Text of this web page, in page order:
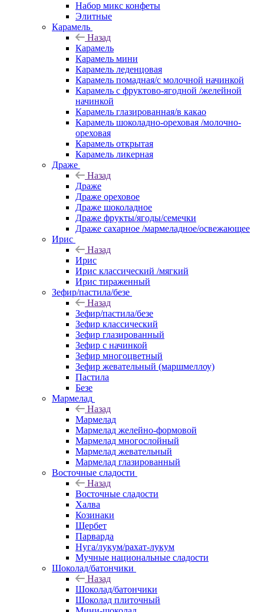
Набор микс конфеты
Элитные
Карамель
Назад
Карамель
Карамель мини
Карамель леденцовая
Карамель помадная/с молочной начинкой
Карамель с фруктово-ягодной /желейной
начинкой
Карамель глазированная/в какао
Карамель шоколадно-ореховая /молочно-
ореховая
Карамель открытая
Карамель ликерная
Драже
Назад
Драже
Драже ореховое
Драже шоколадное
Драже фрукты/ягоды/семечки
Драже сахарное /мармеладное/освежающее
Ирис
Назад
Ирис
Ирис классический /мягкий
Ирис тираженный
Зефир/пастила/безе
Назад
Зефир/пастила/безе
Зефир классический
Зефир глазированный
Зефир с начинкой
Зефир многоцветный
Зефир жевательный (маршмеллоу)
Пастила
Безе
Мармелад
Назад
Мармелад
Мармелад желейно-формовой
Мармелад многослойный
Мармелад жевательный
Мармелад глазированный
Восточные сладости
Назад
Восточные сладости
Халва
Козинаки
Щербет
Парварда
Нуга/лукум/рахат-лукум
Мучные национальные сладости
Шоколад/батончики
Назад
Шоколад/батончики
Шоколад плиточный